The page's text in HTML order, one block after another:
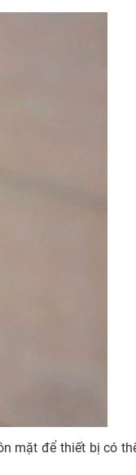
mặt để thiết bị có